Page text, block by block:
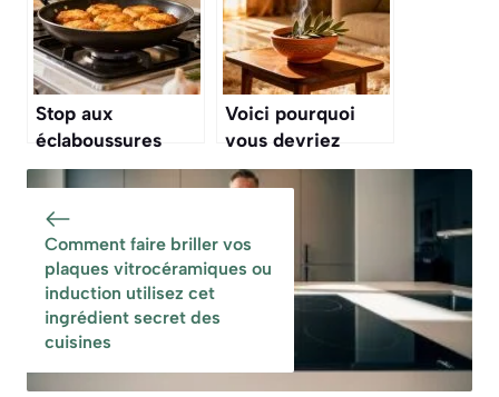
zodiaque
les démonter
Stop aux
éclaboussures
d’huile en cuisine:
l’astuce simple
pour frire en toute
sécurité et
propreté
Voici pourquoi
vous devriez
brûler des feuilles
de laurier dans
Comment faire briller vos
plaques vitrocéramiques ou
induction utilisez cet
ingrédient secret des
cuisines